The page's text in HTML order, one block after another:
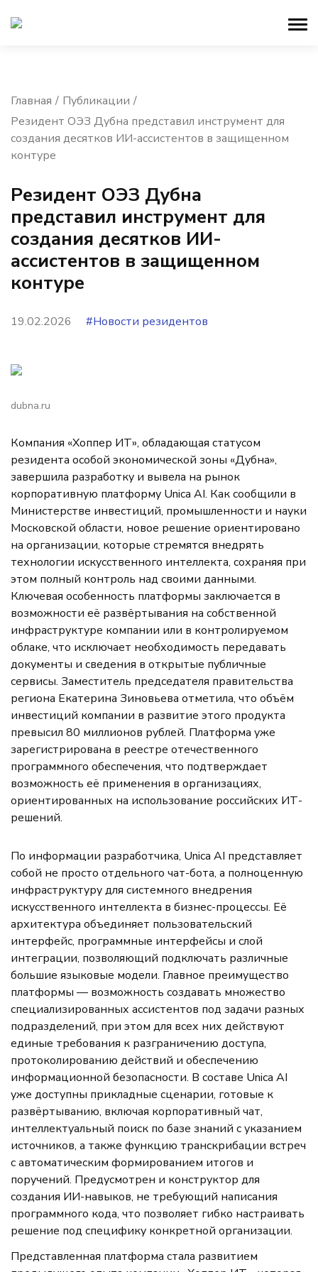
Главная
Публикации
Резидент ОЭЗ Дубна представил инструмент для
создания десятков ИИ-ассистентов в защищенном
контуре
Резидент ОЭЗ Дубна
представил инструмент для
создания десятков ИИ-
ассистентов в защищенном
контуре
19.02.2026 #Новости резидентов
dubna.ru
Компания «Хоппер ИТ», обладающая статусом
резидента особой экономической зоны «Дубна»,
завершила разработку и вывела на рынок
корпоративную платформу Unica AI. Как сообщили в
Министерстве инвестиций, промышленности и науки
Московской области, новое решение ориентировано
на организации, которые стремятся внедрять
технологии искусственного интеллекта, сохраняя при
этом полный контроль над своими данными.
Ключевая особенность платформы заключается в
возможности её развёртывания на собственной
инфраструктуре компании или в контролируемом
облаке, что исключает необходимость передавать
документы и сведения в открытые публичные
сервисы. Заместитель председателя правительства
региона Екатерина Зиновьева отметила, что объём
инвестиций компании в развитие этого продукта
превысил 80 миллионов рублей. Платформа уже
зарегистрирована в реестре отечественного
программного обеспечения, что подтверждает
возможность её применения в организациях,
ориентированных на использование российских ИТ-
решений.
По информации разработчика, Unica AI представляет
собой не просто отдельного чат-бота, а полноценную
инфраструктуру для системного внедрения
искусственного интеллекта в бизнес-процессы. Её
архитектура объединяет пользовательский
интерфейс, программные интерфейсы и слой
интеграции, позволяющий подключать различные
большие языковые модели. Главное преимущество
платформы — возможность создавать множество
специализированных ассистентов под задачи разных
подразделений, при этом для всех них действуют
единые требования к разграничению доступа,
протоколированию действий и обеспечению
информационной безопасности. В составе Unica AI
уже доступны прикладные сценарии, готовые к
развёртыванию, включая корпоративный чат,
интеллектуальный поиск по базе знаний с указанием
источников, а также функцию транскрибации встреч
с автоматическим формированием итогов и
поручений. Предусмотрен и конструктор для
создания ИИ-навыков, не требующий написания
программного кода, что позволяет гибко настраивать
решение под специфику конкретной организации.
Представленная платформа стала развитием